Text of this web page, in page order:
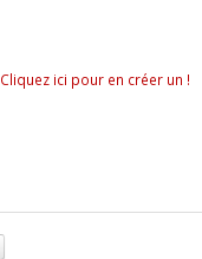
Cliquez ici pour en créer un !